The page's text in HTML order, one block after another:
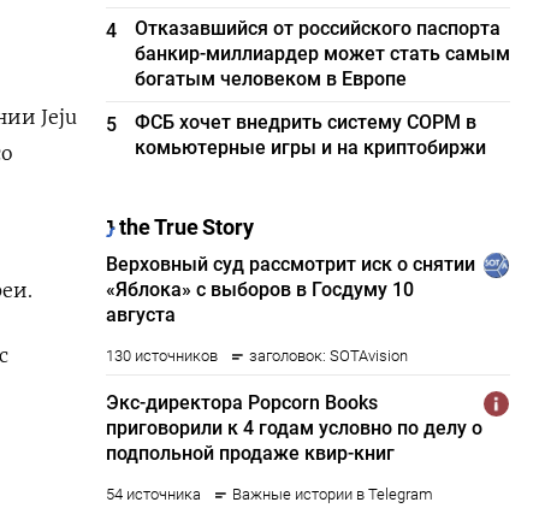
Jeju
4
Отказавшийся от российского паспорта
банкир-миллиардер может стать самым
богатым человеком в Европе
5
ФСБ хочет внедрить систему СОРМ в
комьютерные игры и на криптобиржи